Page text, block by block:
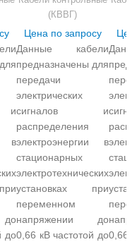
и
в
до
(КВВГ)
Цена по запросу
Данные кабели
предназначены для
передачи
электрических
сигналов и
распределения
электроэнергии в
стационарных
электротехнических
установках при
переменном
напряжении до
0,66 кВ частотой до0,66